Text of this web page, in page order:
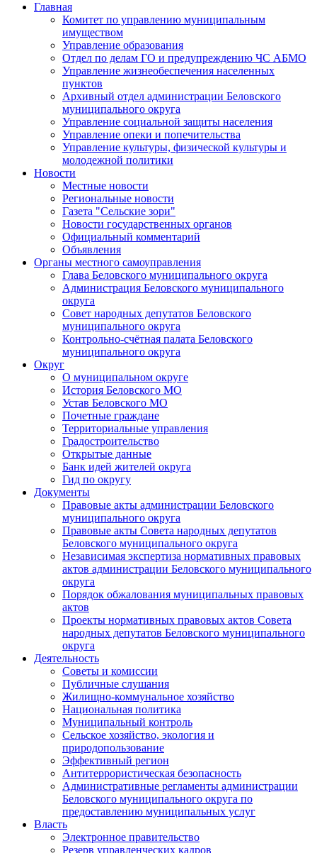
Главная
Комитет по управлению муниципальным
имуществом
Управление образования
Отдел по делам ГО и предупреждению ЧС АБМО
Управление жизнеобеспечения населенных
пунктов
Архивный отдел администрации Беловского
муниципального округа
Управление социальной защиты населения
Управление опеки и попечительства
Управление культуры, физической культуры и
молодежной политики
Новости
Местные новости
Региональные новости
Газета "Сельские зори"
Новости государственных органов
Официальный комментарий
Объявления
Органы местного самоуправления
Глава Беловского муниципального округа
Администрация Беловского муниципального
округа
Совет народных депутатов Беловского
муниципального округа
Контрольно-счётная палата Беловского
муниципального округа
Округ
О муниципальном округе
История Беловского МО
Устав Беловского МО
Почетные граждане
Территориальные управления
Градостроительство
Открытые данные
Банк идей жителей округа
Гид по округу
Документы
Правовые акты администрации Беловского
муниципального округа
Правовые акты Совета народных депутатов
Беловского муниципального округа
Независимая экспертиза нормативных правовых
актов администрации Беловского муниципального
округа
Порядок обжалования муниципальных правовых
актов
Проекты нормативных правовых актов Совета
народных депутатов Беловского муниципального
округа
Деятельность
Советы и комиссии
Публичные слушания
Жилищно-коммунальное хозяйство
Национальная политика
Муниципальный контроль
Сельское хозяйство, экология и
природопользование
Эффективный регион
Антитеррористическая безопасность
Административные регламенты администрации
Беловского муниципального округа по
предоставлению муниципальных услуг
Власть
Электронное правительство
Резерв управленческих кадров